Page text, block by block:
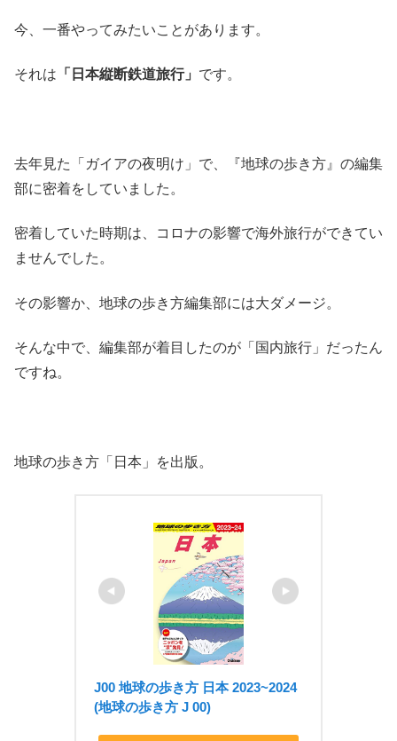
今、一番やってみたいことがあります。
それは 「日本縦断鉄道旅行」 です。
去年見た「ガイアの夜明け」で、『地球の歩き方』の編集
部に密着をしていました。
密着していた時期は、コロナの影響で海外旅行ができてい
ませんでした。
その影響か、地球の歩き方編集部には大ダメージ。
そんな中で、編集部が着目したのが「国内旅行」だったん
ですね。
地球の歩き方「日本」を出版。
J00 地球の歩き方 日本 2023~2024
(地球の歩き方 J 00)